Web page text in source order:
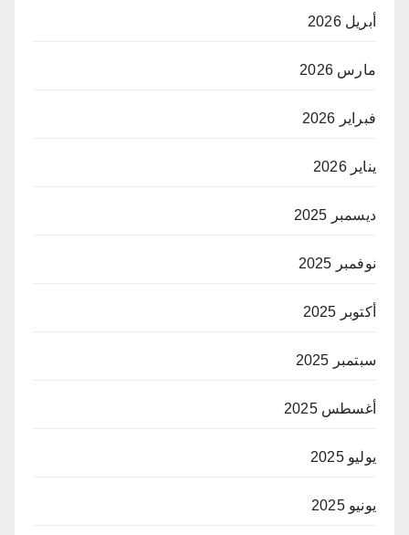
أبريل 2026
مارس 2026
فبراير 2026
يناير 2026
ديسمبر 2025
نوفمبر 2025
أكتوبر 2025
سبتمبر 2025
أغسطس 2025
يوليو 2025
يونيو 2025